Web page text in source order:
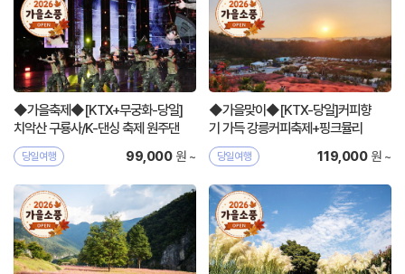
◆가을축제◆[KTX+무궁화-당일]
치악산 구룡사/K-댄싱 축제 원주댄
싱카니발
당일여행 99,000원 ~
◆가을맞이◆[KTX-당일]커피향
기 가득 강릉커피축제+핑크뮬리
당일여행 119,000원 ~